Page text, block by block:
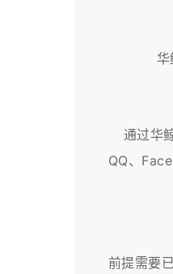
华
通过华
QQ、
前提需要